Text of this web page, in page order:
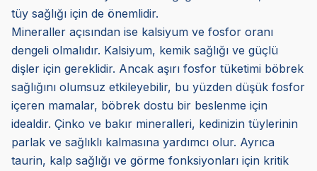
tüy sağlığı için de önemlidir.
Mineraller açısından ise kalsiyum ve fosfor oranı
dengeli olmalıdır. Kalsiyum, kemik sağlığı ve güçlü
dişler için gereklidir. Ancak aşırı fosfor tüketimi böbrek
sağlığını olumsuz etkileyebilir, bu yüzden düşük fosfor
içeren mamalar, böbrek dostu bir beslenme için
idealdir. Çinko ve bakır mineralleri, kedinizin tüylerinin
parlak ve sağlıklı kalmasına yardımcı olur. Ayrıca
taurin, kalp sağlığı ve görme fonksiyonları için kritik